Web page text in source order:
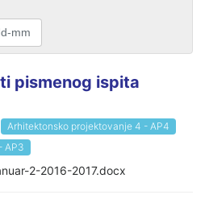
pismenog ispita
Arhitektonsko projektovanje 4 - AP4
AP3
2-2016-2017.docx